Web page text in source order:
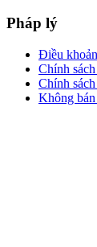
Pháp lý
Điều
Chính
Chính
Không